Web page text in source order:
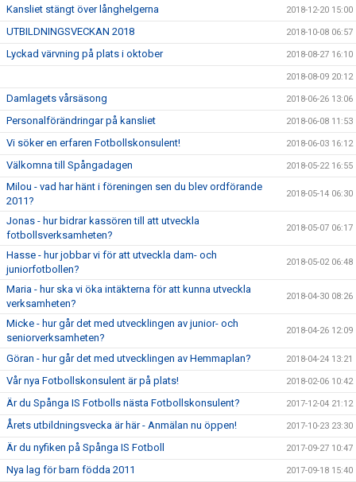
Kansliet stängt över långhelgerna 2018-12-20 15:00
UTBILDNINGSVECKAN 2018 2018-10-08 06:57
Lyckad värvning på plats i oktober 2018-08-27 16:10
2018-08-09 20:12
Damlagets vårsäsong 2018-06-26 13:06
Personalförändringar på kansliet 2018-06-08 11:53
Vi söker en erfaren Fotbollskonsulent! 2018-06-03 16:12
Välkomna till Spångadagen 2018-05-22 16:55
Milou - vad har hänt i föreningen sen du blev ordförande
2011?
2018-05-14 06:30
Jonas - hur bidrar kassören till att utveckla
fotbollsverksamheten?
2018-05-07 06:17
Hasse - hur jobbar vi för att utveckla dam- och
juniorfotbollen?
2018-05-02 06:48
Maria - hur ska vi öka intäkterna för att kunna utveckla
verksamheten?
2018-04-30 08:26
Micke - hur går det med utvecklingen av junior- och
seniorverksamheten?
2018-04-26 12:09
Göran - hur går det med utvecklingen av Hemmaplan? 2018-04-24 13:21
Vår nya Fotbollskonsulent är på plats! 2018-02-06 10:42
Är du Spånga IS Fotbolls nästa Fotbollskonsulent? 2017-12-04 21:12
Årets utbildningsvecka är här - Anmälan nu öppen! 2017-10-23 23:30
Är du nyfiken på Spånga IS Fotboll 2017-09-27 10:47
Nya lag för barn födda 2011 2017-09-18 15:40